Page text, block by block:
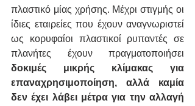
πλαστικό μίας χρήσης. Μέχρι στιγμής οι
ίδιες εταιρείες που έχουν αναγνωριστεί
ως κορυφαίοι πλαστικοί ρυπαντές σε
δοκιμές μικρής κλίμακας για
επαναχρησιμοποίηση, αλλά καμία
δεν έχει λάβει μέτρα για την αλλαγή